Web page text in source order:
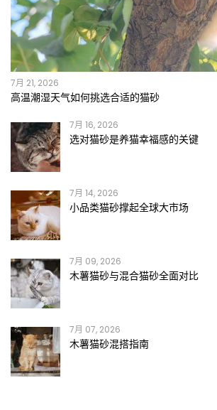
7月 21, 2026
高温潮湿天气如何挑选合适的猫砂
7月 16, 2026
选对猫砂是养猫幸福感的关键
7月 14, 2026
小品类猫砂撑起全球大市场
7月 09, 2026
木薯猫砂与混合猫砂全面对比
7月 07, 2026
木薯猫砂混搭指南